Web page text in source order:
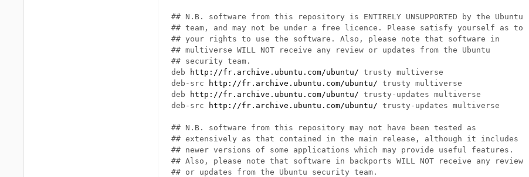
## N.B. software from this repository is ENTIRELY UNSUPPORTED by the Ubuntu
## team, and may not be under a free licence. Please satisfy yourself as to
## your rights to use the software. Also, please note that software in
## multiverse WILL NOT receive any review or updates from the Ubuntu
## security team.
deb
http://fr.archive.ubuntu.com/ubuntu/ trusty multiverse
deb-src
http://fr.archive.ubuntu.com/ubuntu/ trusty multiverse
deb
http://fr.archive.ubuntu.com/ubuntu/ trusty-updates multiverse
deb-src
http://fr.archive.ubuntu.com/ubuntu/ trusty-updates multiverse
## N.B. software from this repository may not have been tested as
## extensively as that contained in the main release, although it includes
## newer versions of some applications which may provide useful features.
## Also, please note that software in backports WILL NOT receive any review
## or updates from the Ubuntu security team.